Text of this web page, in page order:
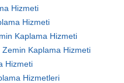
Hizmeti
Hizmeti
Kaplama Hizmeti
Zemin Kaplama Hizmeti
Hizmeti
Hizmetleri